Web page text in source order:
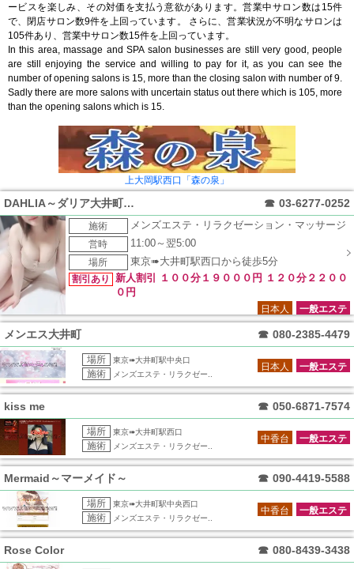
ービスを楽しみ、その対価を支払う意欲があります。営業中サロン数は15件
で、閉店サロン数9件を上回っています。 さらに、営業状況が不明なサロンは
105件あり、営業中サロン数15件を上回っています。
In this area, massage and SPA salon businesses are still very good, people
are still enjoying the service and willing to pay for it, as you can see the
number of opening salons is 15, more than the closing salon with number of 9.
Sadly there are more salons with uncertain status out there which is 105, more
than the opening salons which is 15.
上大岡駅西口「森の泉」
DAHLIA～ダリア大井町店～ ☎ 03-6277-0252
施術
メンズエステ・リラクゼーション・マッサージ
営時
11:00～翌5:00
場所
東京➠大井町駅西口から徒歩5分
割引あり
新人割引 １００分１９０００円 １２０分２２００
０円
一般エステ
日本人
メンエス大井町 ☎ 080-2385-4479
場所 東京➠大井町駅中央口
施術 メンズエステ・リラクゼー..
一般エステ
日本人
kiss me ☎ 050-6871-7574
場所 東京➠大井町駅西口
施術 メンズエステ・リラクゼー..
一般エステ
中香台
Mermaid～マーメイド～ ☎ 090-4419-5588
場所 東京➠大井町駅中央西口
施術 メンズエステ・リラクゼー..
一般エステ
中香台
Rose Color ☎ 080-8439-3438